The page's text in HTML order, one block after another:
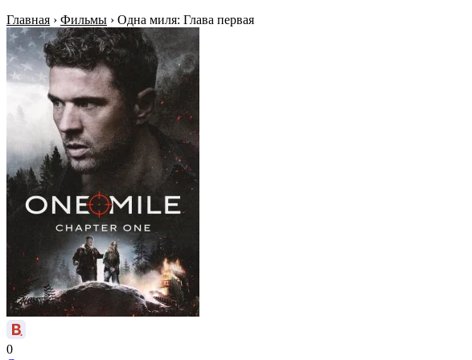
Главная › Фильмы › Одна миля: Глава первая
0